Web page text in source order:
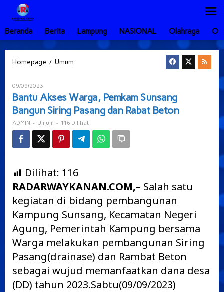
Lewati
konten
Beranda
Berita Lampung NASIONAL Olahraga
Homepage / Umum
Sunsang
Bangun
Pasang
dan
Rabat
09/09/2023
ADMIN
Bantu Akses Warga, Pemkam Sunsang
Bangun Siring Pasang dan Rabat Beton
ADMIN - Umum - 116 Dilihat
Dilihat: 116
RADARWAYKANAN.COM,– Salah satu
kegiatan di bidang pembangunan
Kampung Sunsang, Kecamatan Negeri
Agung, Pemerintah Kampung bersama
Warga melakukan pembangunan Siring
Pasang(drainase) dan Rambat Beton
sebagai wujud memanfaatkan dana desa
(DD) tahun 2023.Sabtu(09/09/2023)